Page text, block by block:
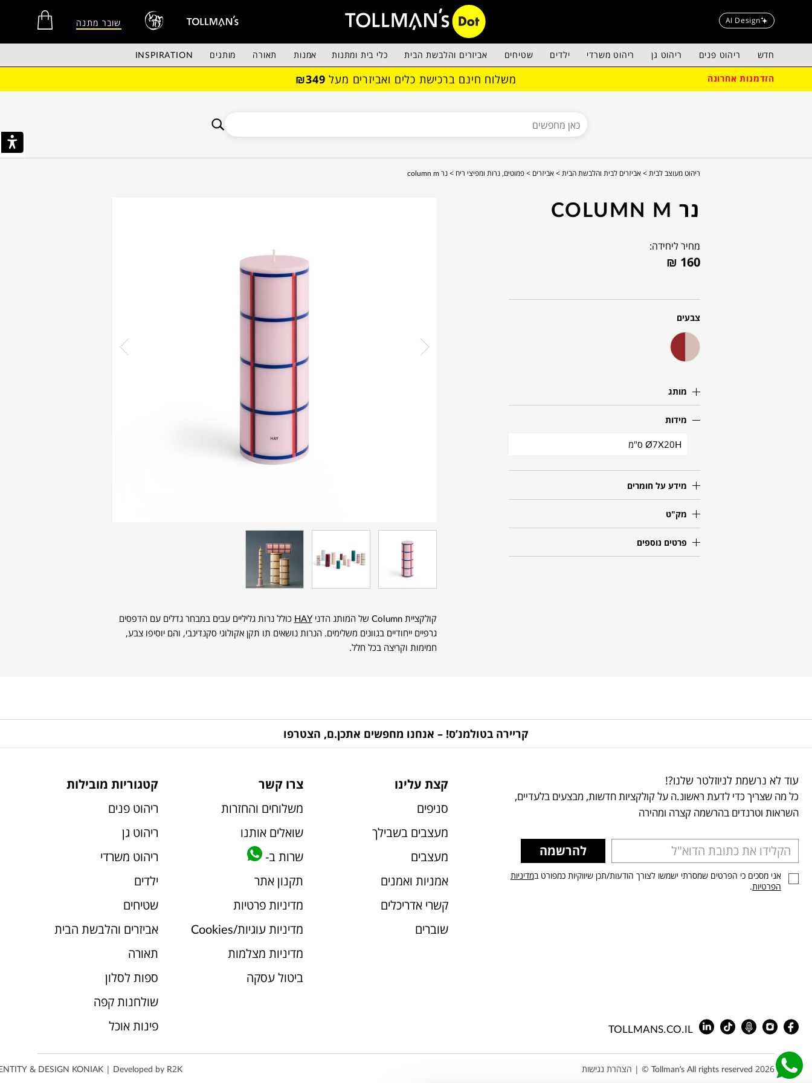
AI Design שובר מתנה
חדש ריהוט פנים ריהוט גן ריהוט משרדי ילדים שטיחים אביזרים והלבשת הבית כלי בית ומתנות אמנות תאורה מותגים INSPIRATION
הזדמנות אחרונה משלוח חינם ברכישת כלים ואביזרים מעל ₪349
ריהוט מעוצב לבית > אביזרים לבית והלבשת הבית > אביזרים > פמוטים, נרות ומפיצי ריח > נר column m
נר COLUMN M
מחיר ליחידה:
₪ 160
צבעים
מותג
מידות
Ø7X20H ס"מ
מידע על חומרים
מק"ט
פרטים נוספים
קולקציית Column של המותג הדני HAY כולל נרות גליליים עבים במבחר גדלים עם הדפסים
גרפיים ייחודיים בגוונים משלימים. הנרות נושאים תו תקן אקולוגי סקנדינבי, והם יוסיפו צבע,
חמימות וקריצה בכל חלל.
קריירה בטולמנ’ס! – אנחנו מחפשים אתכן.ם, הצטרפו
עוד לא נרשמת לניוזלטר שלנו?!
כל מה שצריך כדי לדעת ראשונ.ה על קולקציות חדשות, מבצעים בלעדיים,
השראות וטרנדים בהרשמה קצרה ומהירה
להרשמה
אני מסכים כי הפרטים שמסרתי ישמשו לצורך הודעות/תכן שיווקיות כמפורט במדיניות
הפרטיות.
TOLLMANS.CO.IL
קצת עלינו
סניפים
מעצבים בשבילך
מעצבים
אמניות ואמנים
קשרי אדריכלים
שוברים
צרו קשר
משלוחים והחזרות
שואלים אותנו
שרות ב-
תקנון אתר
מדיניות פרטיות
מדיניות עוגיות/Cookies
מדיניות מצלמות
ביטול עסקה
קטגוריות מובילות
ריהוט פנים
ריהוט גן
ריהוט משרדי
ילדים
שטיחים
אביזרים והלבשת הבית
תאורה
ספות לסלון
שולחנות קפה
פינות אוכל
Tollman’s All rights reserved 2026 © | הצהרת נגישות & DESIGN KONIAK | Developed by R2K